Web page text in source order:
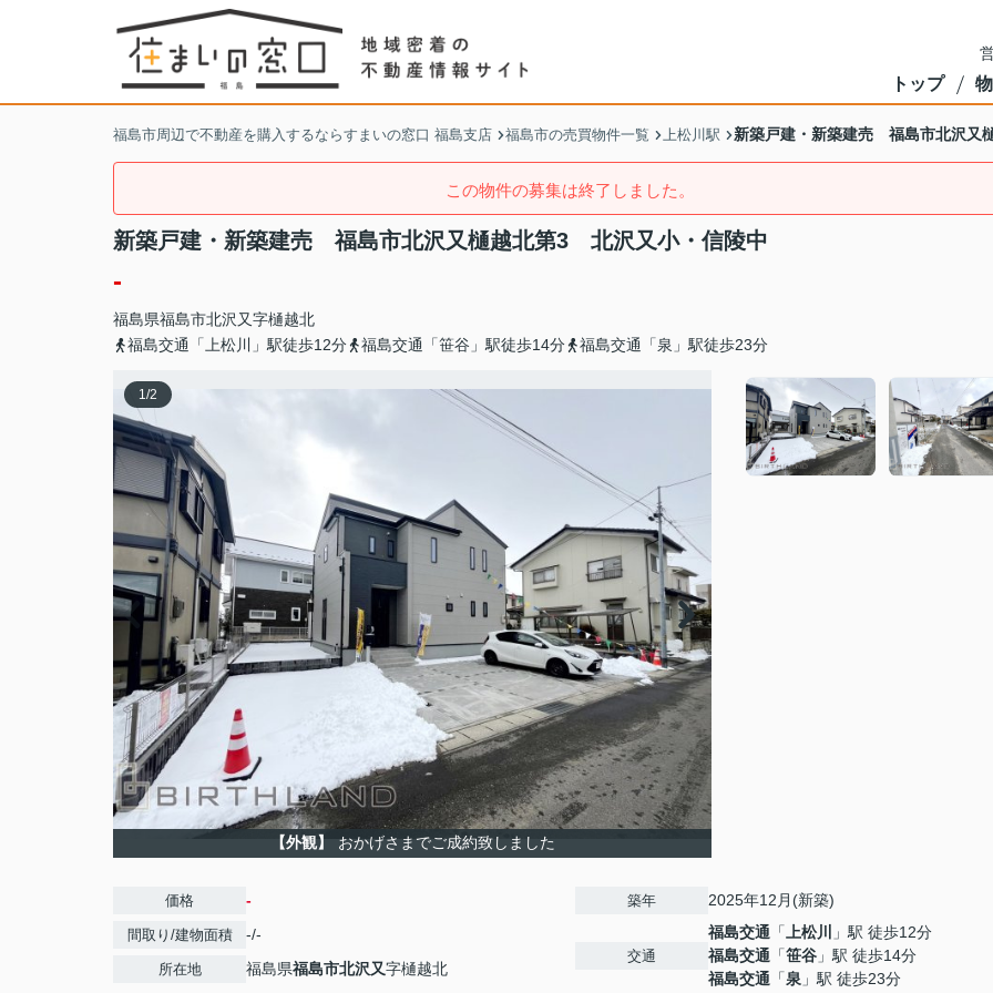
トップ
福島市周辺で不動産を購入するならすまいの窓口 福島支店 福島市の売買物件一覧 上松川駅 新築戸建・新築建売 福島市北沢又
この物件の募集は終了しました。
新築戸建・新築建売 福島市北沢又樋越北第3 北沢又小・信陵中
-
福島県福島市北沢又字樋越北
福島交通「上松川」駅徒歩12分
福島交通「笹谷」駅徒歩14分 福島交通「泉」駅徒歩23分
1/2
【外観】 おかげさまでご成約致しました
価格 -
間取り/建物面積 -/-
所在地 福島県福島市北沢又字樋越北
築年 2025年12月(新築)
交通
福島交通 「 上松川
」駅 徒歩12分
福島交通 「笹谷 」駅 徒歩14分
福島交通 「泉 」駅 徒歩23分